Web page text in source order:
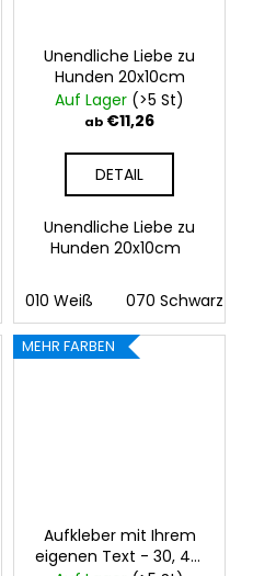
090 Silber 091 Gold
Unendliche Liebe zu
Hunden 20x10cm
Auf Lager (>5 St)
ab €11,26
DETAIL
Unendliche Liebe zu
Hunden 20x10cm
010 Weiß 070 Schwarz
MEHR FARBEN
Aufkleber mit Ihrem
eigenen Text - 30, 40,